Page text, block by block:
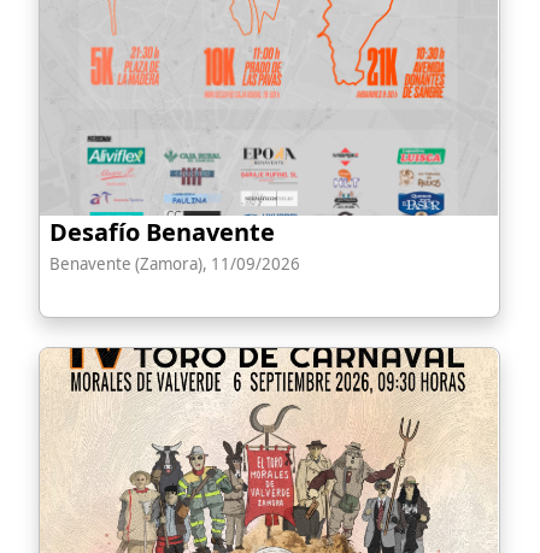
Desafío Benavente
Benavente (Zamora), 11/09/2026